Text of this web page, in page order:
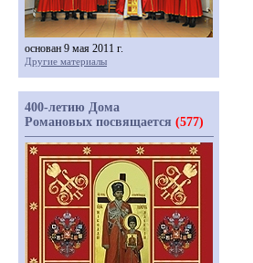
основан 9 мая 2011 г.
Другие материалы
400-летию Дома
Романовых посвящается (577)